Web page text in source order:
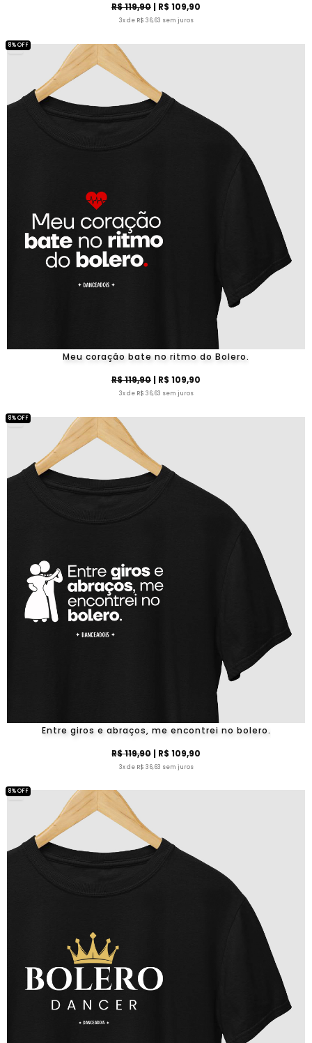
R$ 119,90 | R$ 109,90
3x de R$ 36,63 sem juros
Meu coração bate no ritmo do Bolero.
R$ 119,90 | R$ 109,90
3x de R$ 36,63 sem juros
8% OFF
Entre giros e abraços, me encontrei no bolero.
R$ 119,90 | R$ 109,90
3x de R$ 36,63 sem juros
8% OFF
8% OFF